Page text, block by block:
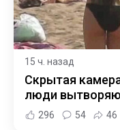
15 ч. назад
Скрытая
люди
296 54 46